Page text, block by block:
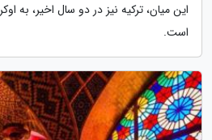
این میان، ترکیه نیز در دو سال اخیر، به
است.